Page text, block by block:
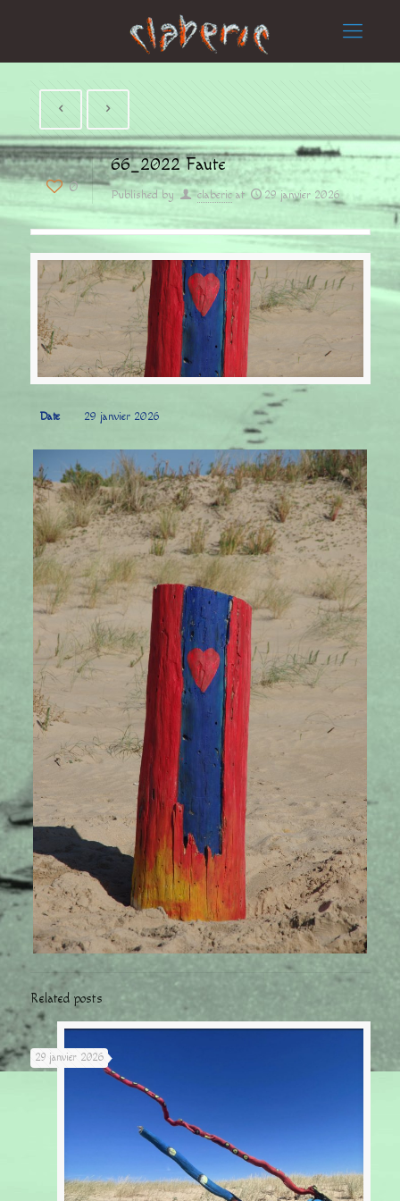
0
66_2022 Faute
Published by claberic at 29 janvier 2026
Date 29 janvier 2026
Related posts
29 janvier 2026